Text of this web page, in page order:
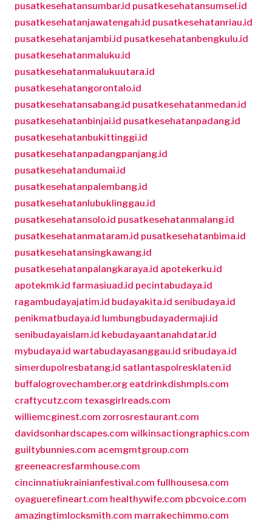
pusatkesehatansumbar.id pusatkesehatansumsel.id
pusatkesehatanjawatengah.id pusatkesehatanriau.id
pusatkesehatanjambi.id pusatkesehatanbengkulu.id
pusatkesehatanmaluku.id
pusatkesehatanmalukuutara.id
pusatkesehatangorontalo.id
pusatkesehatansabang.id pusatkesehatanmedan.id
pusatkesehatanbinjai.id pusatkesehatanpadang.id
pusatkesehatanbukittinggi.id
pusatkesehatanpadangpanjang.id
pusatkesehatandumai.id
pusatkesehatanpalembang.id
pusatkesehatanlubuklinggau.id
pusatkesehatansolo.id pusatkesehatanmalang.id
pusatkesehatanmataram.id pusatkesehatanbima.id
pusatkesehatansingkawang.id
pusatkesehatanpalangkaraya.id apotekerku.id
apotekmk.id farmasiuad.id pecintabudaya.id
ragambudayajatim.id budayakita.id senibudaya.id
penikmatbudaya.id lumbungbudayadermaji.id
senibudayaislam.id kebudayaantanahdatar.id
mybudaya.id wartabudayasanggau.id sribudaya.id
simerdupolresbatang.id satlantaspolresklaten.id
buffalogrovechamber.org eatdrinkdishmpls.com
craftycutz.com texasgirlreads.com
williemcginest.com zorrosrestaurant.com
davidsonhardscapes.com wilkinsactiongraphics.com
guiltybunnies.com acemgmtgroup.com
greeneacresfarmhouse.com
cincinnatiukrainianfestival.com fullhousesa.com
oyaguerefineart.com healthywife.com pbcvoice.com
amazingtimlocksmith.com marrakechimmo.com